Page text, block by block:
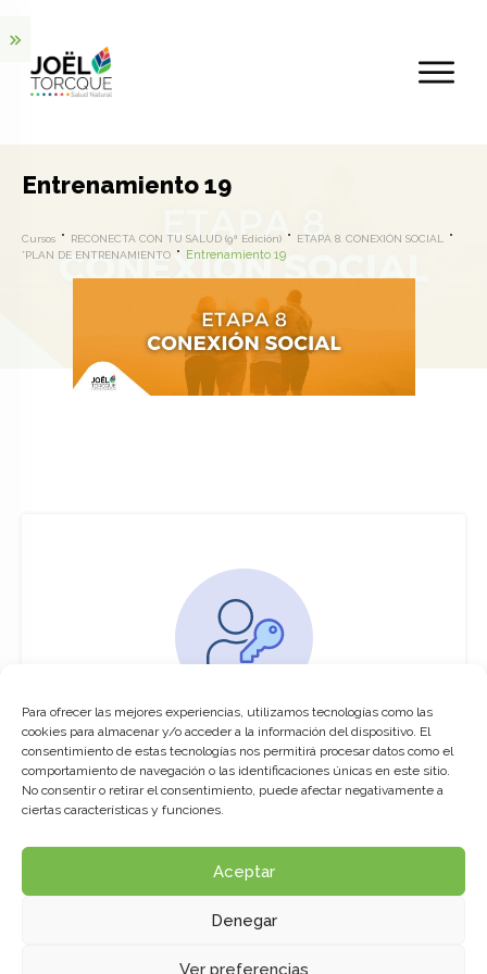
Para ofrecer las mejores experiencias, utilizamos tecnologías como las
cookies para almacenar y/o acceder a la información del dispositivo. El
consentimiento de estas tecnologías nos permitirá procesar datos como el
comportamiento de navegación o las identificaciones únicas en este sitio.
No consentir o retirar el consentimiento, puede afectar negativamente a
ciertas características y funciones.
Aceptar
Denegar
Ver preferencias
Entrenamiento 19
Cursos RECONECTA CON TU SALUD (9ª Edición)
ETAPA 8. CONEXIÓN SOCIAL
*PLAN DE ENTRENAMIENTO
Entrenamiento 19
You must be logged in to access this
course
This course is only available for registered
Click here to login